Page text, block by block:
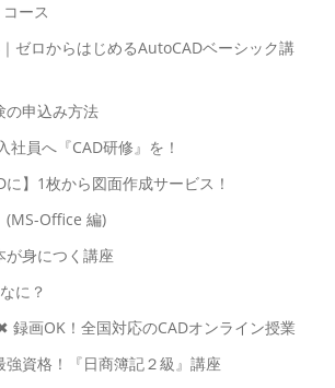
ース
ゼロからはじめるAutoCADベーシック講
の申込み方法
社員へ『CAD研修』を！
に】1枚から図面作成サービス！
(MS-Office 編)
が身につく講座
に？
録画OK！全国対応のCADオンライン授業
強資格！『日商簿記２級』講座